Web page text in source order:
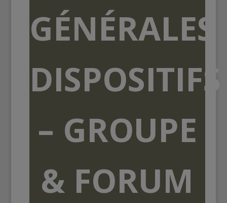
GÉNÉRALES
DISPOSITIFS
– GROUPE
& FORUM